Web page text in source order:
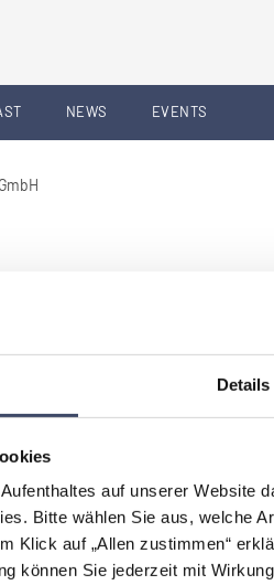
Details
auf unserer Website
Bitte wählen Sie aus, welche
Klick auf „Allen zustimmen“
können Sie jederzeit mit
NEWS EVENTS
ersichtlich.
EINLOGGEN